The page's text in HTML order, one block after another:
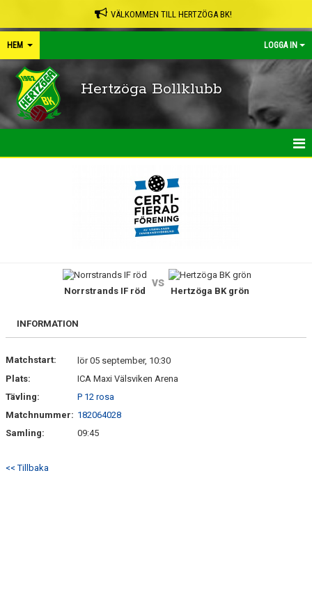
VÄLKOMMEN TILL HERTZÖGA BK!
HEM LOGGA IN
Hertzöga Bollklubb
FRISPARKEN
MATCHER
KONTAKTER & LAG
SPONSORER
Norrstrands IF röd
vs
Hertzöga BK grön
INFORMATION
Matchstart:
lör 05 september, 10:30
Plats:
ICA Maxi Välsviken Arena
Tävling:
P 12 rosa
Matchnummer: 182064028
Samling:
09:45
<< Tillbaka